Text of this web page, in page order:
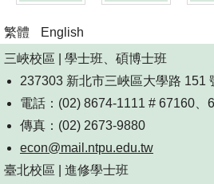
繁體
English
三峽校區 | 學士班、碩博士班
237303 新北市三峽區大學路 151
電話：(02) 8674-1111 # 67160、
傳真：(02) 2673-9880
econ@mail.ntpu.edu.tw
臺北校區 | 進修學士班